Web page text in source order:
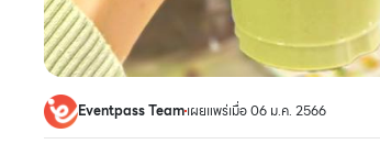
Eventpass Teamเผยแพร่เมื่อ 06 ม.ค. 2566